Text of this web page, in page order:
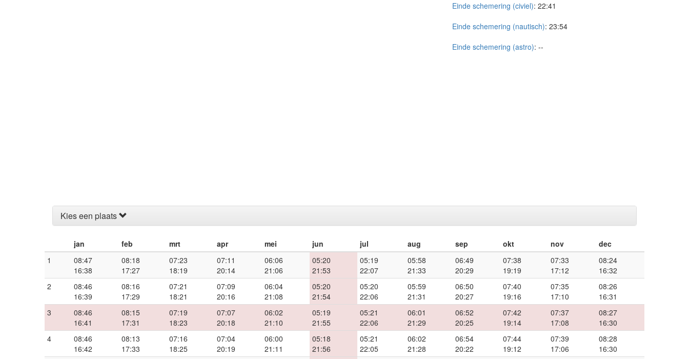
Einde schemering (civiel): 22:41
Einde schemering (nautisch): 23:54
Einde schemering (astro): --
Kies een plaats
jan feb mrt apr mei jun jul aug sep okt nov
dec
1
08:47
16:38
08:18
17:27
07:23
18:19
07:11
20:14
06:06
21:06
05:20
21:53
05:19
22:07
05:58
21:33
06:49
20:29
07:38
19:19
07:33
17:12
08:24
16:32
2
08:46
16:39
08:16
17:29
07:21
18:21
07:09
20:16
06:04
21:08
05:20
21:54
05:20
22:06
05:59
21:31
06:50
20:27
07:40
19:16
07:35
17:10
08:26
16:31
3
08:46
16:41
08:15
17:31
07:19
18:23
07:07
20:18
06:02
21:10
05:19
21:55
05:21
22:06
06:01
21:29
06:52
20:25
07:42
19:14
07:37
17:08
08:27
16:30
4
08:46
16:42
08:13
17:33
07:16
18:25
07:04
20:19
06:00
21:11
05:18
21:56
05:21
22:05
06:02
21:28
06:54
20:22
07:44
19:12
07:39
17:06
08:28
16:30